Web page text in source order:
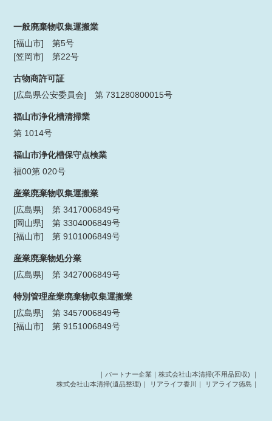
一般廃棄物収集運搬業
[福山市] 第5号
[笠岡市] 第22号
古物商許可証
[広島県公安委員会] 第 731280800015号
福山市浄化槽清掃業
第 1014号
福山市浄化槽保守点検業
福00第 020号
産業廃棄物収集運搬業
[広島県] 第 3417006849号
[岡山県] 第 3304006849号
[福山市] 第 9101006849号
産業廃棄物処分業
[広島県] 第 3427006849号
特別管理産業廃棄物収集運搬業
[広島県] 第 3457006849号
[福山市] 第 9151006849号
｜パートナー企業｜ 株式会社山本清掃(不用品回収) ｜
株式会社山本清掃(遺品整理) ｜ リアライフ香川 ｜ リアライフ徳島 ｜